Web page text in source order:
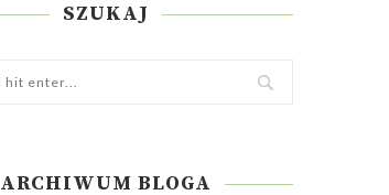
SZUKAJ
ARCHIWUM BLOGA